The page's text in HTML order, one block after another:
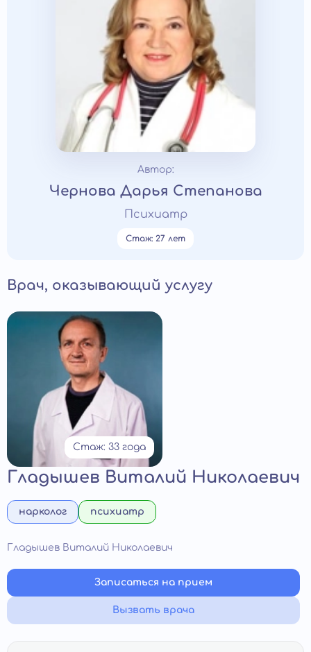
Автор:
Чернова Дарья Степанова
Психиатр
Стаж: 27 лет
Врач, оказывающий услугу
Стаж: 33 года
Гладышев Виталий Николаевич
нарколог психиатр
Гладышев Виталий Николаевич
Записаться на прием
Вызвать врача